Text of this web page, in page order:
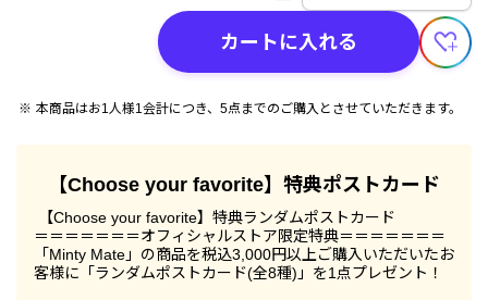
カートに入れる
本商品はお1人様1会計につき、5点までのご購入とさせていただきます。
【Choose your favorite】特典ポストカード
【Choose your favorite】特典ランダムポストカード
＝＝＝＝＝＝＝オフィシャルストア限定特典＝＝＝＝＝＝＝
「Minty Mate」の商品を税込3,000円以上ご購入いただいたお
客様に「ランダムポストカード(全8種)」を1点プレゼント！